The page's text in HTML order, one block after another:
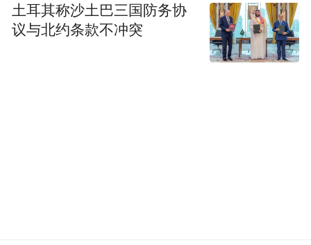
土耳其称沙土巴三国防务协
议与北约条款不冲突